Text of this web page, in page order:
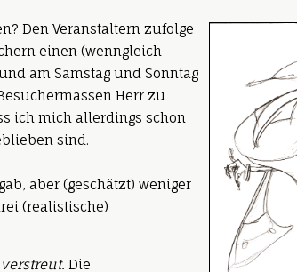
Den Veranstaltern zufolge
einen (wenngleich
am Samstag und Sonntag
Herr zu
ich mich allerdings schon
sind.
aber (geschätzt) weniger
(realistische)
Die